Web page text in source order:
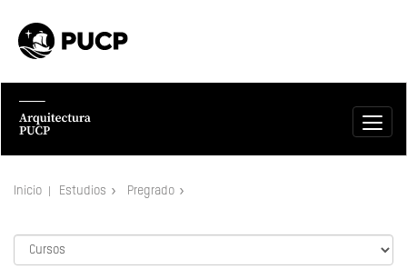
Inicio Estudios Pregrado